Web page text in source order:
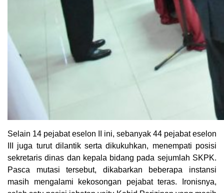
Selain 14 pejabat eselon II ini, sebanyak 44 pejabat eselon
III juga turut dilantik serta dikukuhkan, menempati posisi
sekretaris dinas dan kepala bidang pada sejumlah SKPK.
Pasca mutasi tersebut, dikabarkan beberapa instansi
masih mengalami kekosongan pejabat teras. Ironisnya,